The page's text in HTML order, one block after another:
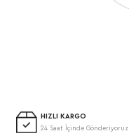
HIZLI KARGO
24 Saat İçinde Gönderiyoruz